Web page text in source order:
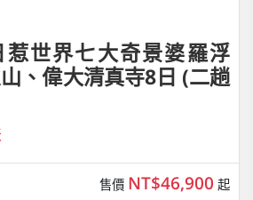
世界七大奇景婆羅浮
、偉大清真寺8日 (二趟
售價 NT$46,900 起